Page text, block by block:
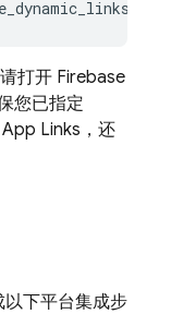
打开 Firebase
您已指定
Links，还
下平台集成步